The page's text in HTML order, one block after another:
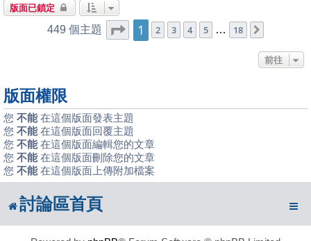
版面已鎖定
449 個主題 1頁 (共 18 頁)
1 2 3 4 5 … 18
前往
版面權限
您 不能在這個版面發表主題
您 不能在這個版面回覆主題
您 不能在這個版面編輯您的文章
您 不能在這個版面刪除您的文章
您 不能在這個版面上傳附加檔案
討論區首頁